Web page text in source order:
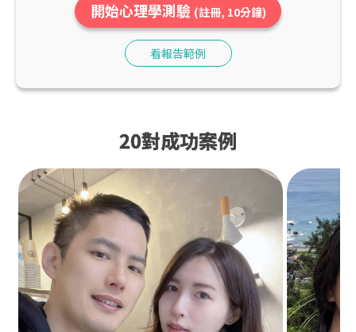
開始心理學測驗 (註冊, 10分鐘)
看報告範例
20對成功案例